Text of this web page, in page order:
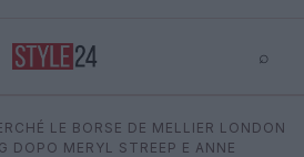
⌕
⌕ ×
LE BORSE DE MELLIER LONDON
DOPO MERYL STREEP E ANNE